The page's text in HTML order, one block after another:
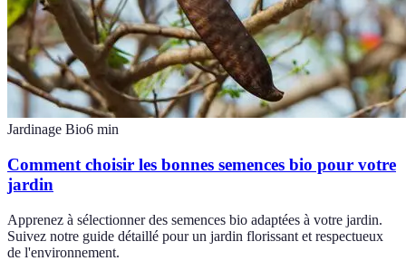
Jardinage Bio6 min
Comment choisir les bonnes semences bio pour votre
jardin
Apprenez à sélectionner des semences bio adaptées à votre jardin.
Suivez notre guide détaillé pour un jardin florissant et respectueux
de l'environnement.